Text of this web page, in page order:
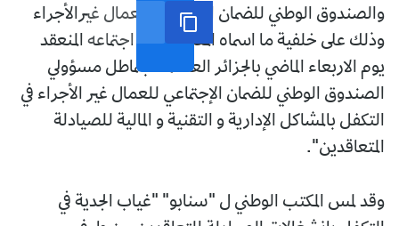
والصندوق الوطني للضمان الإجتماعي للعمال غيرالأجراء
وذلك على خلفية ما اسماه المكتب خلال اجتماعه المنعقد
يوم الاربعاء الماضي بالجزائر العاصمة "بتماطل مسؤولي
الصندوق الوطني للضمان الإجتماعي للعمال غير الأجراء في
التكفل بالمشاكل الإدارية و التقنية و المالية للصيادلة
المتعاقدين".
وقد لمس المكتب الوطني ل "سنابو" "غياب الجدية في